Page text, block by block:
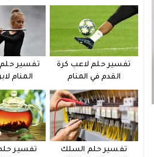
تفسير حلم لاعب كرة
القدم في المنام
تفسير حلم
المنام
تفسير حلم السلك
تفسير حلم